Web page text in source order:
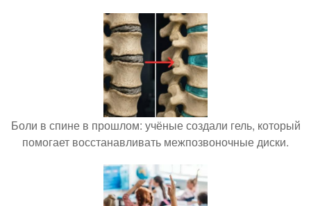
Боли в спине в прошлом: учёные создали гель, который
помогает восстанавливать межпозвоночные диски.